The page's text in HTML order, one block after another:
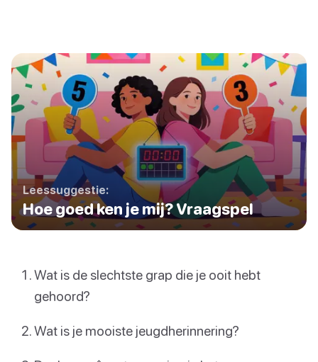
Leessuggestie:
Hoe goed ken je mij? Vraagspel
Wat is de slechtste grap die je ooit hebt
gehoord?
Wat is je mooiste jeugdherinnering?